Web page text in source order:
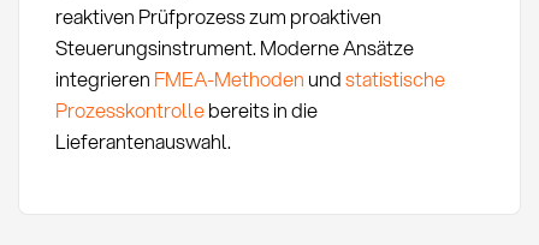
reaktiven Prüfprozess zum proaktiven
Steuerungsinstrument. Moderne Ansätze
integrieren FMEA-Methoden undstatistische
Prozesskontrollebereits in die
Lieferantenauswahl.